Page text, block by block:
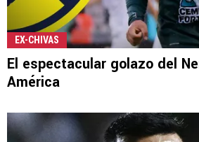
EX-CHIVAS
El espectacular golazo del
América